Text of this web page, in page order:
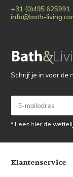
+31 (0)495 625991
info@bath-
Schrijf je in voor de
* Lees hier de
Klantenservice